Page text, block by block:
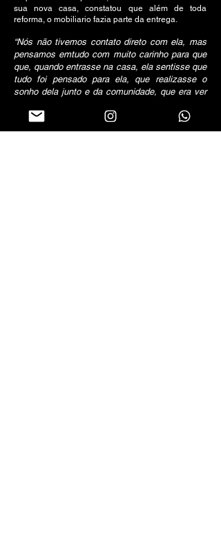
sua nova casa, constatou que além de toda
reforma, o mobiliario fazia parte da entrega.
“Nós não tivemos contato direto com ela, mas
pensamos emtudo com muito carinho para que
que, quando entrasse na casa, ela sentisse que
tudo foi pensado para ela, que realizasse o
sonho dela junto e da comunidade, que era ver